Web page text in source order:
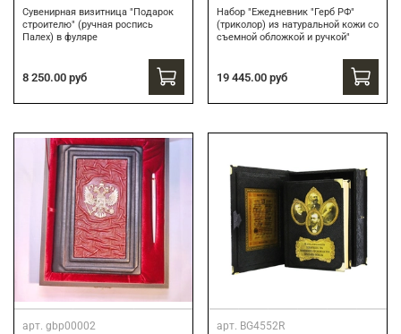
Сувенирная визитница "Подарок
строителю" (ручная роспись
Палех) в фуляре
8 250.00 руб
Набор "Ежедневник "Герб РФ"
(триколор) из натуральной кожи со
съемной обложкой и ручкой"
19 445.00 руб
арт. gbp00002 арт. BG4552R